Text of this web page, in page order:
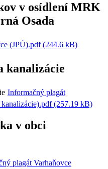
v osídlení MRK
Osada
(JPÚ).pdf (244.6 kB)
kanalizácie
Informačný plagát
(257.19 kB)
v obci
plagát Varhaňovce